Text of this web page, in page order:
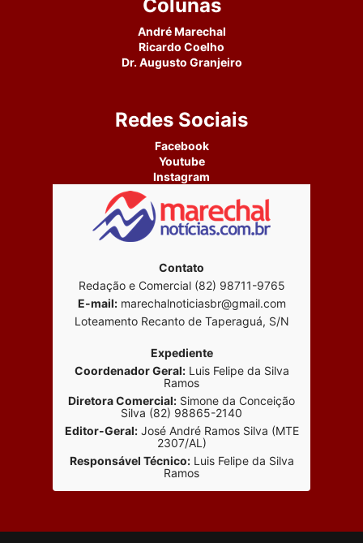
Colunas
André Marechal
Ricardo Coelho
Dr. Augusto Granjeiro
Redes Sociais
Facebook
Youtube
Instagram
Contato
Redação e Comercial (82) 98711-9765
E-mail:marechalnoticiasbr@gmail.com
Loteamento Recanto de Taperaguá, S/N
Expediente
Coordenador Geral:Luis Felipe da Silva
Ramos
Diretora Comercial: Simone da Conceição
Silva (82) 98865-2140
Editor-Geral:José André Ramos Silva (MTE
2307/AL)
Responsável Técnico:Luis Felipe da Silva
Ramos